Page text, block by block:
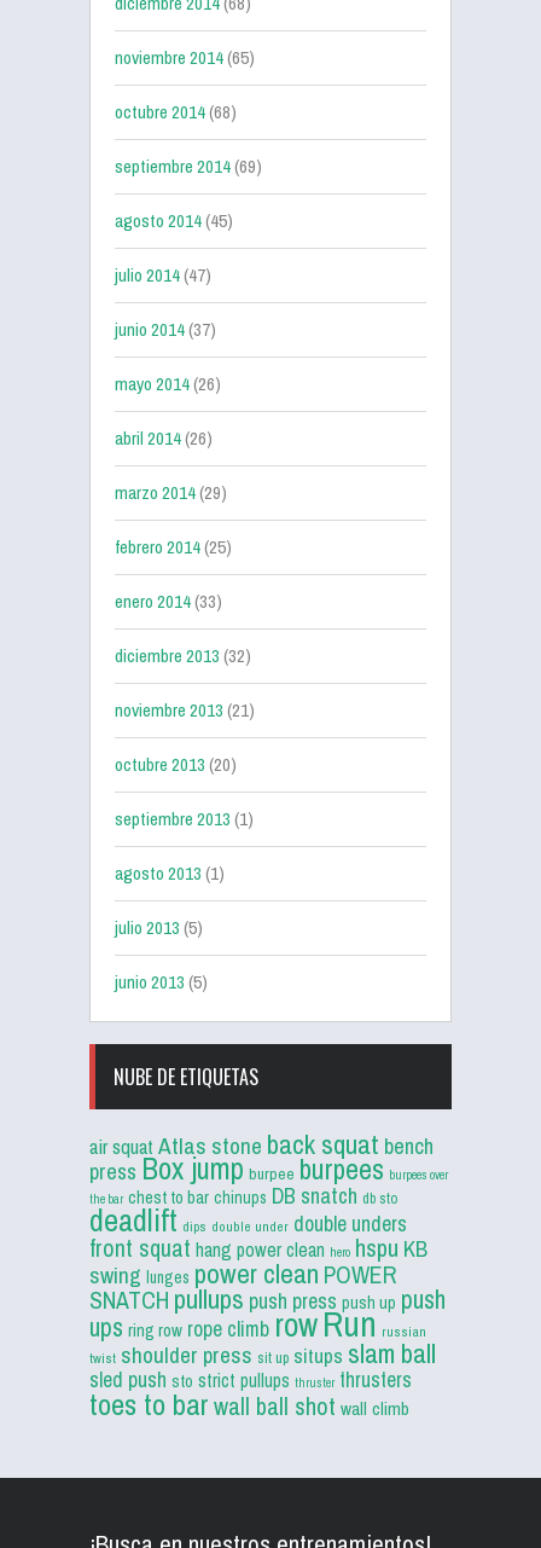
noviembre 2014(65)
octubre 2014(68)
septiembre 2014(69)
agosto 2014(45)
julio 2014(47)
junio 2014(37)
mayo 2014(26)
abril 2014(26)
marzo 2014(29)
febrero 2014(25)
enero 2014(33)
diciembre 2013(32)
noviembre 2013(21)
octubre 2013(20)
septiembre 2013(1)
agosto 2013(1)
julio 2013(5)
junio 2013(5)
NUBE DE ETIQUETAS
air squat Atlas stone back squat bench
press Box jump burpee burpees burpees over
the bar chest to bar chinups DB snatch db sto
deadlift dips double under double unders
front squat hang power clean hero hspu KB
swing lunges power clean POWER
SNATCH pullups push press push up push
ups ring row rope climb rowRun russian
twist shoulder press sit up situps slam ball
sled push sto strict pullups thruster thrusters
toes to barwall ball shot wall climb